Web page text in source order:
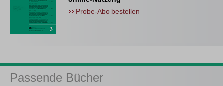
Probe-Abo bestellen
Passende Bücher